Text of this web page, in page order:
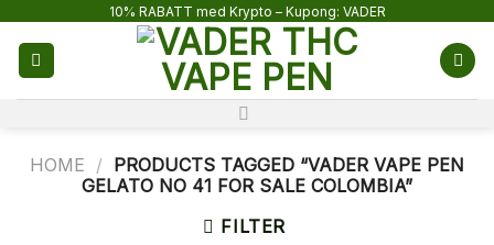
content
10% RABATT med Krypto – Kupong: VADER
HOME /
PRODUCTS TAGGED “VADER VAPE PEN
GELATO NO 41 FOR SALE COLOMBIA”
FILTER